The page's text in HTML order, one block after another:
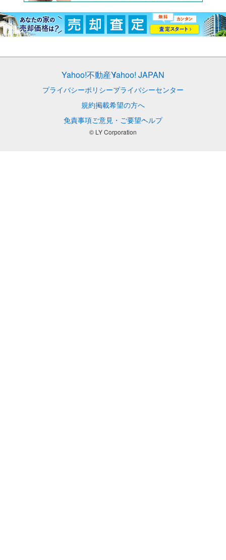
Yahoo!不動産Yahoo! JAPAN
プライバシーポリシープライバシーセンター
規約掲載希望の方へ
免責事項ご意見・ご要望ヘルプ
© LY Corporation